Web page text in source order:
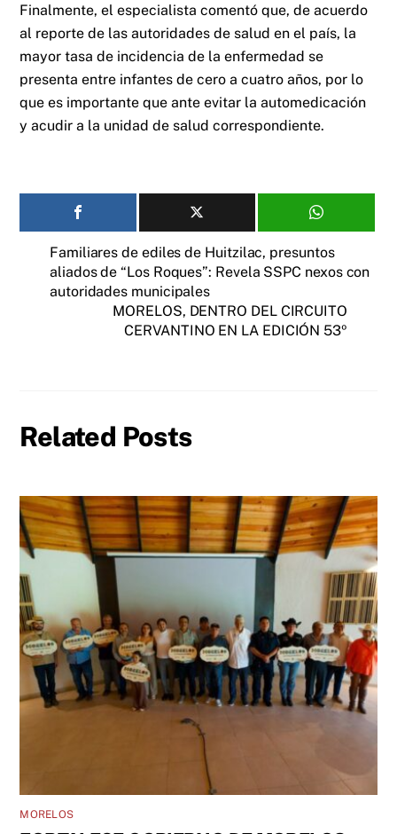
Finalmente, el especialista comentó que, de acuerdo
al reporte de las autoridades de salud en el país, la
mayor tasa de incidencia de la enfermedad se
presenta entre infantes de cero a cuatro años, por lo
que es importante que ante evitar la automedicación
y acudir a la unidad de salud correspondiente.
Familiares de ediles de Huitzilac, presuntos
aliados de “Los Roques”: Revela SSPC nexos con
autoridades municipales
MORELOS, DENTRO DEL CIRCUITO
CERVANTINO EN LA EDICIÓN 53º
Related Posts
MORELOS